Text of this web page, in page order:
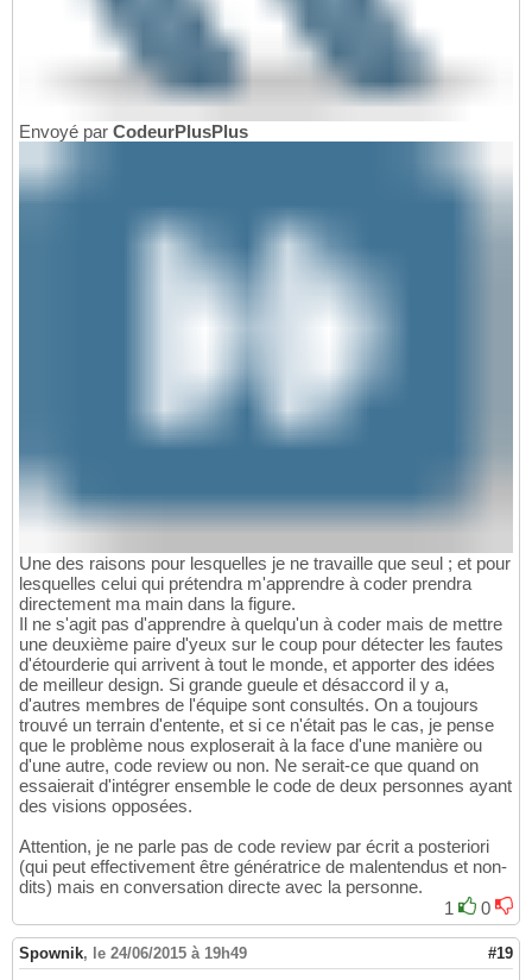
Envoyé par CodeurPlusPlus
Une des raisons pour lesquelles je ne travaille que seul ; et pour
lesquelles celui qui prétendra m'apprendre à coder prendra
directement ma main dans la figure.
Il ne s'agit pas d'apprendre à quelqu'un à coder mais de mettre
une deuxième paire d'yeux sur le coup pour détecter les fautes
d'étourderie qui arrivent à tout le monde, et apporter des idées
de meilleur design. Si grande gueule et désaccord il y a,
d'autres membres de l'équipe sont consultés. On a toujours
trouvé un terrain d'entente, et si ce n'était pas le cas, je pense
que le problème nous exploserait à la face d'une manière ou
d'une autre, code review ou non. Ne serait-ce que quand on
essaierait d'intégrer ensemble le code de deux personnes ayant
des visions opposées.
Attention, je ne parle pas de code review par écrit a posteriori
(qui peut effectivement être génératrice de malentendus et non-
dits) mais en conversation directe avec la personne.
1
0
Spownik, le 24/06/2015 à 19h49 #19